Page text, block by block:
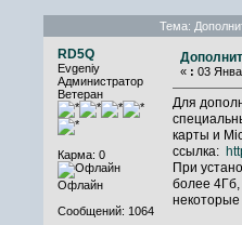
Тема:
RD5Q
Evgeniy
Администратор
Ветеран
Карма: 0
Офлайн
Сообщений: 1064
« : 03
Для
карты и
ссылка:
При
более